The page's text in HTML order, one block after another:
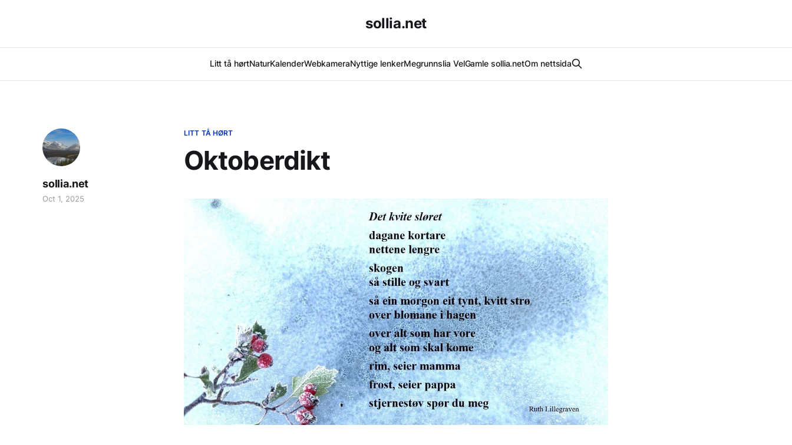
sollia.net
Litt tå hørtNaturKalenderWebkameraNyttige lenkerMegrunnslia VelGamle sollia.netOm nettsida
LITT TÅ HØRT
Oktoberdikt
sollia.net
Oct 1, 2025